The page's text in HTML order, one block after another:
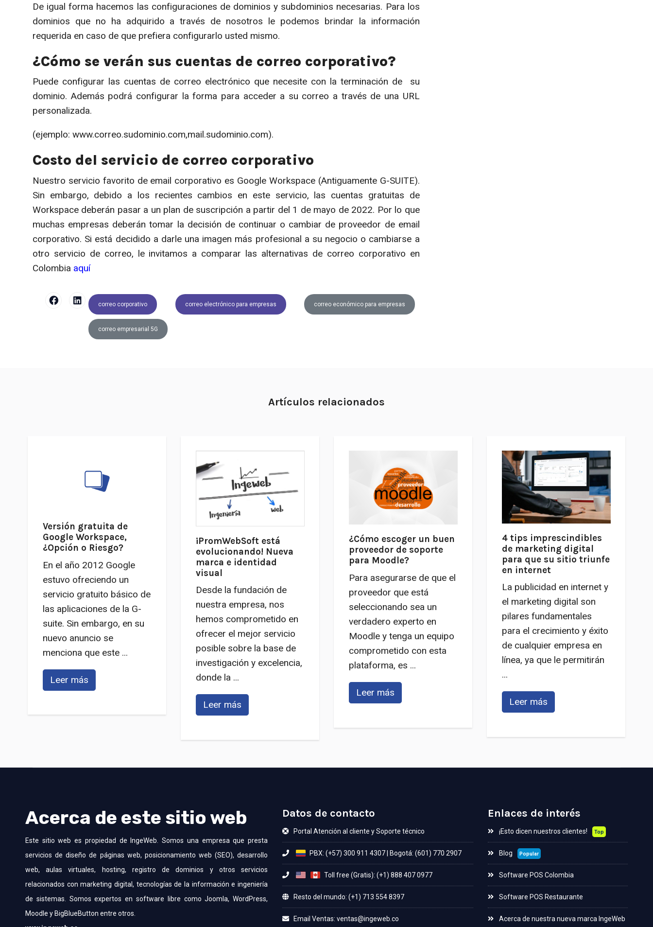
De igual forma hacemos las configuraciones de dominios y subdominios necesarias. Para los
dominios que no ha adquirido a través de nosotros le podemos brindar la información
requerida en caso de que prefiera configurarlo usted mismo.
¿Cómo se verán sus cuentas de correo corporativo?
Puede configurar las cuentas de correo electrónico que necesite con la terminación de su
dominio. Además podrá configurar la forma para acceder a su correo a través de una URL
personalizada.
(ejemplo: www.correo.sudominio.com,mail.sudominio.com).
Costo del servicio de correo corporativo
Nuestro servicio favorito de email corporativo es Google Workspace (Antiguamente G-SUITE).
Sin embargo, debido a los recientes cambios en este servicio, las cuentas gratuitas de
Workspace deberán pasar a un plan de suscripción a partir del 1 de mayo de 2022. Por lo que
muchas empresas deberán tomar la decisión de continuar o cambiar de proveedor de email
corporativo. Si está decidido a darle una imagen más profesional a su negocio o cambiarse a
otro servicio de correo, le invitamos a comparar las alternativas de correo corporativo en
Colombia aquí
correo corporativo correo electrónico para empresas correo económico para empresas
correo empresarial 5G
Artículos relacionados
Versión gratuita de
Google Workspace,
¿Opción o Riesgo?
En el año 2012 Google
estuvo ofreciendo un
servicio gratuito básico de
las aplicaciones de la G-
suite. Sin embargo, en su
nuevo anuncio se
menciona que este ...
Leer más
¡PromWebSoft está
evolucionando! Nueva
marca e identidad
visual
Desde la fundación de
nuestra empresa, nos
hemos comprometido en
ofrecer el mejor servicio
posible sobre la base de
investigación y excelencia,
donde la ...
Leer más
¿Cómo escoger un buen
proveedor de soporte
para Moodle?
Para asegurarse de que el
proveedor que está
seleccionando sea un
verdadero experto en
Moodle y tenga un equipo
comprometido con esta
plataforma, es ...
Leer más
4 tips imprescindibles
de marketing digital
para que su sitio triunfe
en internet
La publicidad en internet y
el marketing digital son
pilares fundamentales
para el crecimiento y éxito
de cualquier empresa en
línea, ya que le permitirán
...
Leer más
Acerca de este sitio web
Este sitio web es propiedad de IngeWeb. Somos una empresa que presta
servicios de diseño de páginas web, posicionamiento web (SEO), desarrollo
web, aulas virtuales, hosting, registro de dominios y otros servicios
relacionados con marketing digital, tecnologías de la información e ingeniería
de sistemas. Somos expertos en software libre como Joomla, WordPress,
Moodle y BigBlueButton entre otros.
Datos de contacto
Portal Atención al cliente y Soporte técnico
PBX: (+57) 300 911 4307 Bogotá: (601) 770 2907
Toll free (Gratis): (+1) 888 407 0977
Resto del mundo: (+1) 713 554 8397
Email Ventas:
Enlaces de interés
¡Esto dicen nuestros clientes! Top
Blog Popular
Software POS Colombia
Software POS Restaurante
Acerca de nuestra nueva marca IngeWeb